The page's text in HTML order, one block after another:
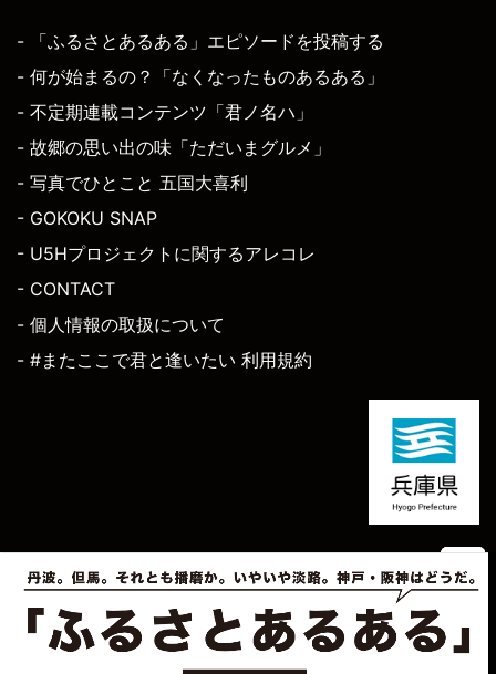
- 「ふるさとあるある」エピソードを投稿する
- 何が始まるの？「なくなったものあるある」
- 不定期連載コンテンツ「君ノ名ハ」
- 故郷の思い出の味「ただいまグルメ」
- 写真でひとこと 五国大喜利
- GOKOKU SNAP
- U5Hプロジェクトに関するアレコレ
- CONTACT
- 個人情報の取扱について
- #またここで君と逢いたい 利用規約